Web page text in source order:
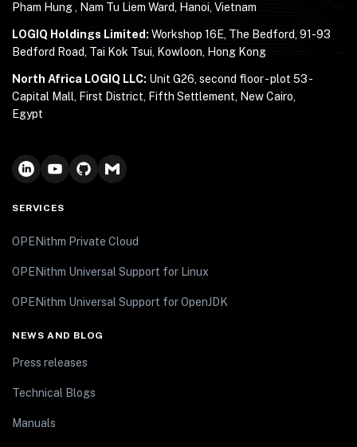
Pham Hung , Nam Tu Liem Ward, Hanoi, Vietnam
LOGIQ Holdings Limited: Workshop 16E, The Bedford, 91-93
Bedford Road, Tai Kok Tsui, Kowloon, Hong Kong
North Africa LOGIQ LLC: Unit G26, second floor - plot 53 -
Capital Mall, First District, Fifth Settlement, New Cairo,
Egypt
SERVICES
OPENithm Private Cloud
OPENithm Universal Support for Linux
OPENithm Universal Support for OpenJDK
NEWS AND BLOG
Press releases
Technical Blogs
Manuals